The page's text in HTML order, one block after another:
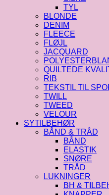
TYL
BLONDE
DENIM
FLEECE
FLØJL
JACQUARD
QUILTEDE
RIB
TEKSTIL TIL
TWILL
TWEED
VELOUR
SYTILBEHØR
BÅND & TRÅD
BÅND
ELASTIK
SNØRE
TRÅD
LUKNINGER
BH &